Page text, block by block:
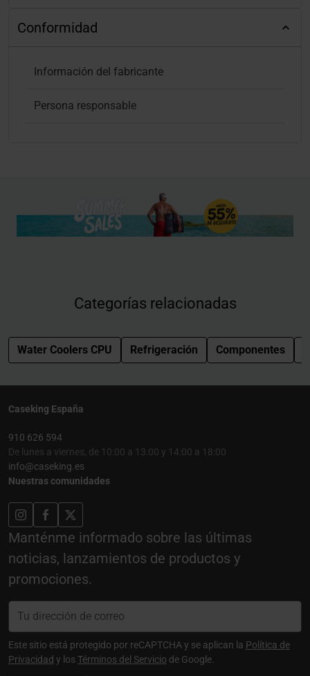
Conformidad
Información del fabricante
Persona responsable
Categorías relacionadas
Water Coolers CPU Refrigeración Componentes
Caseking España
910 626 594
De lunes a viernes, de 10:00 a 13:00 y 14:00 a 18:00
info@caseking.es
Nuestras comunidades
Manténme informado sobre las últimas
noticias, lanzamientos de productos y
promociones.
Este sitio está protegido por reCAPTCHA y se aplican la Política de
Privacidad y losTérminos del Servicio de Google.